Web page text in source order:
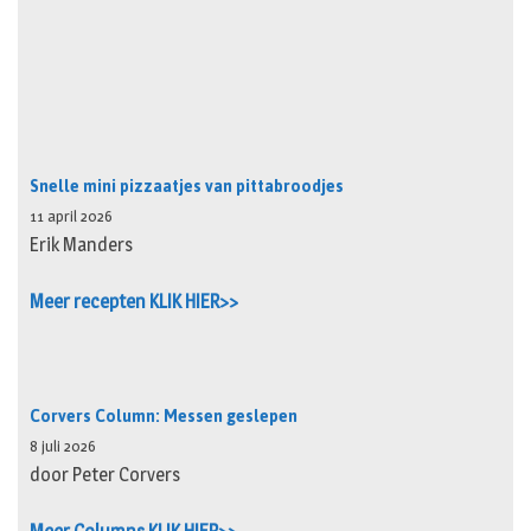
Snelle mini pizzaatjes van pittabroodjes
11 april 2026
Erik Manders
Meer recepten KLIK HIER>>
Corvers Column: Messen geslepen
8 juli 2026
door Peter Corvers